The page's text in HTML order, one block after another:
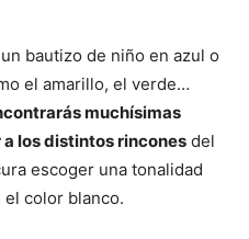
bautizo de niño en azul o
el amarillo, el verde…
muchísimas
los distintos rincones del
escoger una tonalidad
el color blanco.